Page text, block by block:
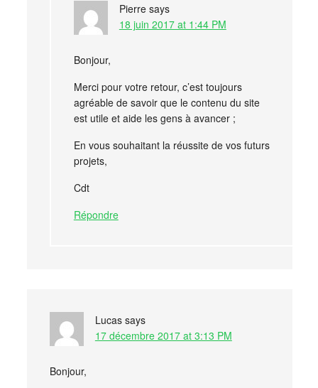
Pierre says
18 juin 2017 at 1:44 PM
Bonjour,
Merci pour votre retour, c’est toujours
agréable de savoir que le contenu du site
est utile et aide les gens à avancer ;
En vous souhaitant la réussite de vos futurs
projets,
Cdt
Répondre
Lucas says
17 décembre 2017 at 3:13 PM
Bonjour,